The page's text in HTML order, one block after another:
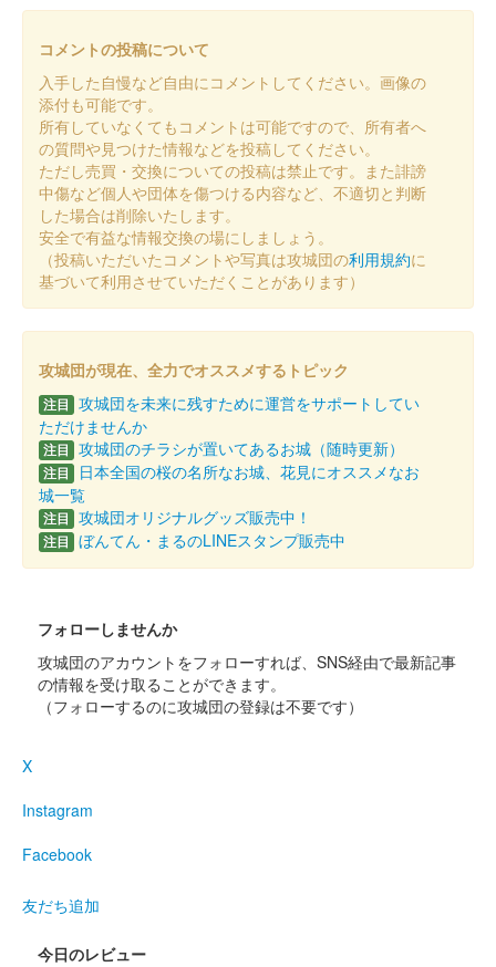
小倉城 御城印
「第参回大阪・お城フェス2024」会場内JR西日本ブースにて
WESTER スタンプラリー in 大阪・梅田に参加し、くじ引きに当
選するともらえる御城印。
小倉城 御城印 菊一文字版
配布終了
スターフライヤー×舞台『刀剣乱舞』デジタルスタンプラリーin
小倉城 御城印
配布終了
スターフライヤー×舞台『刀剣乱舞』デジタルスタンプラリーin
北九州の参加者で、小倉城天守閣（小倉城庭園）に入城するとも
らえる御城印。
小倉城 御城印
配布終了
スターフライヤー×舞台『刀剣乱舞』デジタルスタンプラリーin
北九州の参加者で、小倉城天守閣（小倉城庭園）に入城するとも
小倉城 御城印
スターフライヤー×舞台『刀剣乱舞』デジタルスタンプラリーin
らえる御城印。
コメントの投稿について
入手した自慢など自由にコメントしてください。画像の
添付も可能です。
所有していなくてもコメントは可能ですので、所有者へ
の質問や見つけた情報などを投稿してください。
ただし売買・交換についての投稿は禁止です。また誹謗
中傷など個人や団体を傷つける内容など、不適切と判断
した場合は削除いたします。
安全で有益な情報交換の場にしましょう。
（投稿いただいたコメントや写真は攻城団の利用規約に
基づいて利用させていただくことがあります）
攻城団が現在、全力でオススメするトピック
注目 攻城団を未来に残すために運営をサポートしてい
ただけませんか
注目 攻城団のチラシが置いてあるお城（随時更新）
注目
日本全国の桜の名所なお城、花見にオススメなお
城一覧
注目 攻城団オリジナルグッズ販売中！
注目 ぼんてん・まるのLINEスタンプ販売中
フォローしませんか
攻城団のアカウントをフォローすれば、SNS経由で最新記事
の情報を受け取ることができます。
（フォローするのに攻城団の登録は不要です）
X
Instagram
Facebook
友だち追加
今日のレビュー